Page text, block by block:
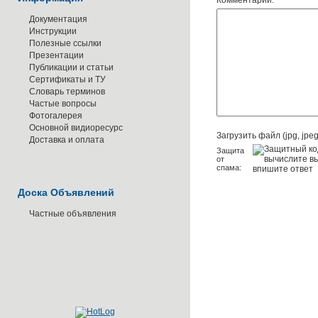
Документация
Инструкции
Полезные ссылки
Презентации
Публикации и статьи
Сертификаты и ТУ
Словарь терминов
Частые вопросы
Фотогалерея
Основной видиоресурс
Доставка и оплата
Доска Объявлений
Частные объявления
Загрузить файл (jpg,
Защита
от
спама: